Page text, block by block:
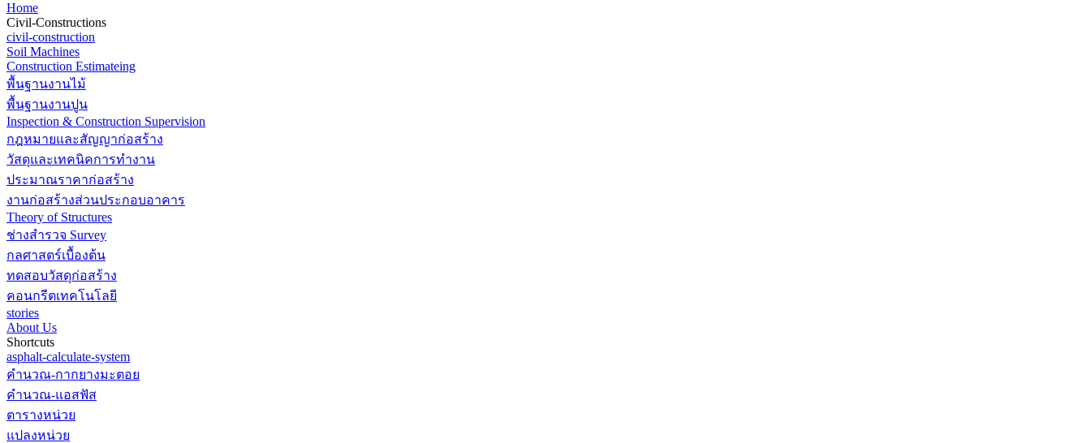
Home
Civil-Constructions
civil-construction
Soil Machines
Construction Estimateing
พื้นฐานงานไม้
พื้นฐานงานปูน
Inspection & Construction Supervision
กฎหมายและสัญญาก่อสร้าง
วัสดุและเทคนิคการทำงาน
ประมาณราคาก่อสร้าง
งานก่อสร้างส่วนประกอบอาคาร
Theory of Structures
ช่างสำรวจ Survey
กลศาสตร์เบื้องต้น
ทดสอบวัสดุก่อสร้าง
คอนกรีตเทคโนโลยี
stories
About Us
Shortcuts
asphalt-calculate-system
คำนวณ-กากยางมะตอย
คำนวณ-แอสฟัส
ตารางหน่วย
แปลงหน่วย